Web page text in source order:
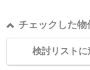
チェックした物
検討リストに